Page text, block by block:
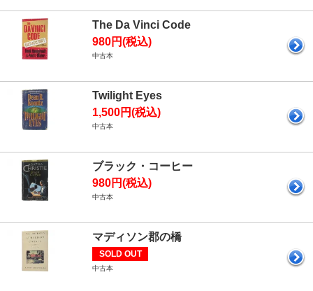
The Da Vinci Code
980円(税込)
中古本
Twilight Eyes
1,500円(税込)
中古本
ブラック・コーヒー
980円(税込)
中古本
マディソン郡の橋
SOLD OUT
中古本